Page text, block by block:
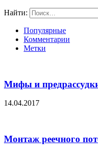
Найти:
Популярные
Комментарии
Метки
Мифы и
14.04.2017
Монтаж реечного